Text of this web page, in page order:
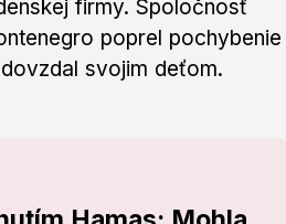
firmy. Spoločnosť
poprel pochybenie
svojim deťom.